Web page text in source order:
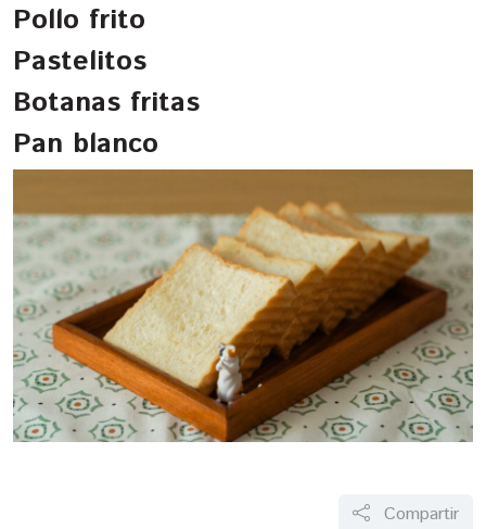
Pollo frito
Pastelitos
Botanas fritas
Pan blanco
Compartir